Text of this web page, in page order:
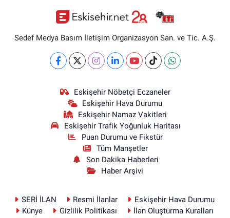
Sedef Medya Basım İletişim Organizasyon San. ve Tic. A.Ş.
Eskişehir Nöbetçi Eczaneler
Eskişehir Hava Durumu
Eskişehir Namaz Vakitleri
Eskişehir Trafik Yoğunluk Haritası
Puan Durumu ve Fikstür
Tüm Manşetler
Son Dakika Haberleri
Haber Arşivi
SERİ İLAN Resmi İlanlar
Eskişehir Hava Durumu
Künye
Gizlilik Politikası
İlan Oluşturma Kuralları